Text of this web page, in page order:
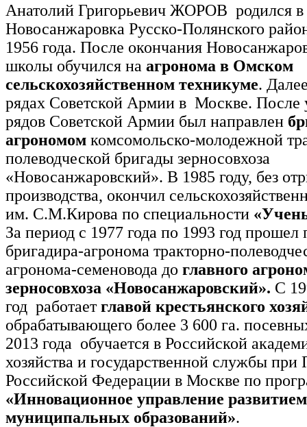
Анатолий Григорьевич ЖОРОВ родился в
Новосанжаровка Русско-Полянского
1956 года. После окончания
школы обучился на агронома в Омском
сельскохозяйственном техникуме.
рядах Советской Армии в Москве. После
рядов Советской Армии был направлен
агрономом комсомольско-молодежной
полеводческой бригады зерносовхоза
«Новосанжаровский». В 1985 году, без
производства, окончил
им. С.М.Кирова по специальности
За период с 1977 года по 1993 год прошел
бригадира-агронома тракторно-
агронома-семеновода до главного
зерносовхоза «Новосанжаровский». С
год работаетглавой крестьянского
обрабатывающего более 3 600 га.
2013 года обучается в Российской
хозяйства и государственной службы при
Российской Федерации в Москве по
«Инновационное управление
муниципальных образований».